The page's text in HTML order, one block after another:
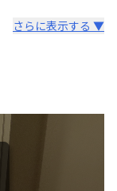
さらに表示する ▼